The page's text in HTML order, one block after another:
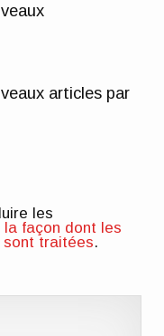
articles par
les
la façon dont les
sont traitées.